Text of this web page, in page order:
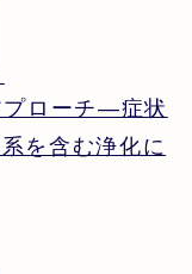
プローチ―症状
を含む浄化に